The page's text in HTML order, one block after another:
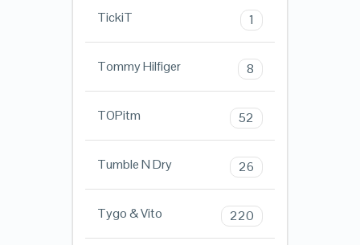
TickiT 1
Tommy Hilfiger 8
TOPitm 52
Tumble N Dry 26
Tygo & Vito 220